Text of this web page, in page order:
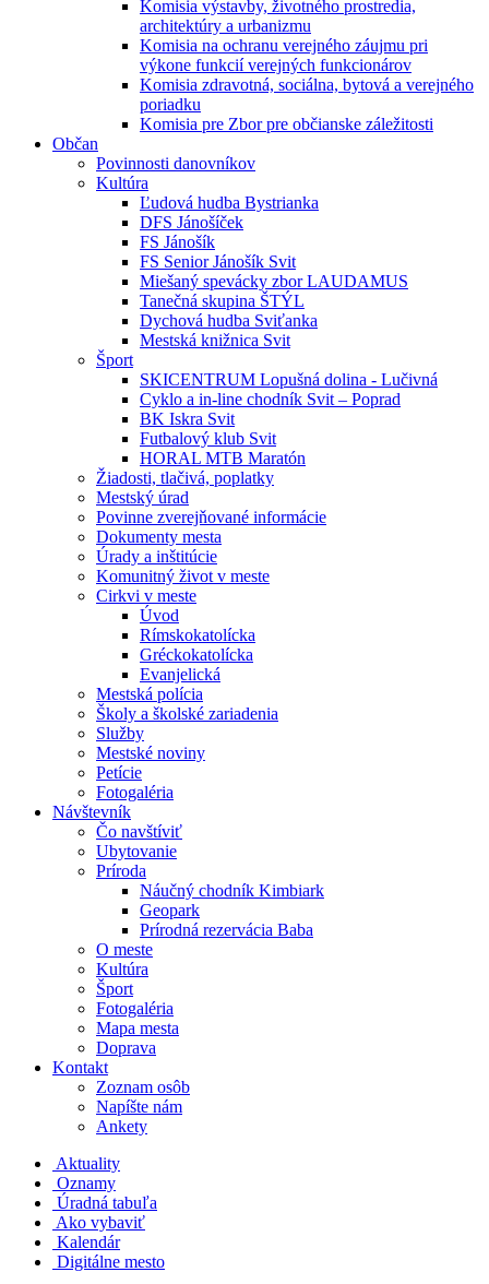
Komisia výstavby, životného prostredia,
architektúry a urbanizmu
Komisia na ochranu verejného záujmu pri
výkone funkcií verejných funkcionárov
Komisia zdravotná, sociálna, bytová a verejného
poriadku
Komisia pre Zbor pre občianske záležitosti
Občan
Povinnosti danovníkov
Kultúra
Ľudová hudba Bystrianka
DFS Jánošíček
FS Jánošík
FS Senior Jánošík Svit
Miešaný spevácky zbor LAUDAMUS
Tanečná skupina ŠTÝL
Dychová hudba Sviťanka
Mestská knižnica Svit
Šport
SKICENTRUM Lopušná dolina - Lučivná
Cyklo a in-line chodník Svit – Poprad
BK Iskra Svit
Futbalový klub Svit
HORAL MTB Maratón
Žiadosti, tlačivá, poplatky
Mestský úrad
Povinne zverejňované informácie
Dokumenty mesta
Úrady a inštitúcie
Komunitný život v meste
Cirkvi v meste
Úvod
Rímskokatolícka
Gréckokatolícka
Evanjelická
Mestská polícia
Školy a školské zariadenia
Služby
Mestské noviny
Petície
Fotogaléria
Návštevník
Čo navštíviť
Ubytovanie
Príroda
Náučný chodník Kimbiark
Geopark
Prírodná rezervácia Baba
O meste
Kultúra
Šport
Fotogaléria
Mapa mesta
Doprava
Kontakt
Zoznam osôb
Napíšte nám
Ankety
Aktuality
Oznamy
Úradná tabuľa
Ako vybaviť
Kalendár
Digitálne mesto